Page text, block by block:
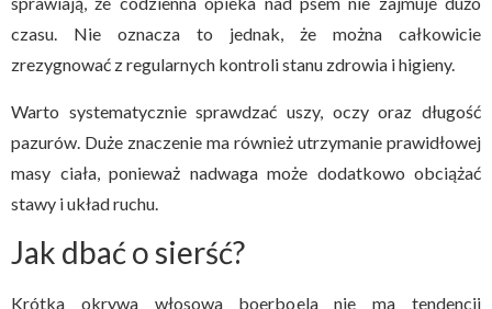
czasu. Nie oznacza to jednak, że można całkowicie
zrezygnować z regularnych kontroli stanu zdrowia i higieny.
Warto systematycznie sprawdzać uszy, oczy oraz długość
pazurów. Duże znaczenie ma również utrzymanie prawidłowej
masy ciała, ponieważ nadwaga może dodatkowo obciążać
stawy i układ ruchu.
Jak dbać o sierść?
Krótka okrywa włosowa boerboela nie ma tendencji